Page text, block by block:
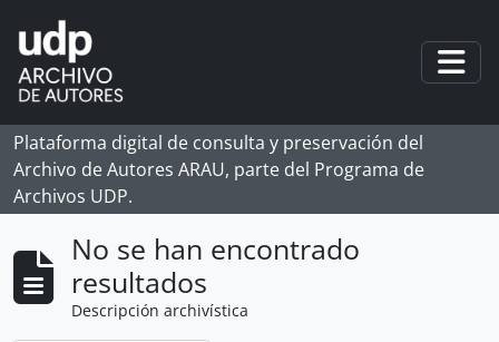
Skip to main content
Plataforma digital de consulta y preservación del
Archivo de Autores ARAU, parte del Programa de
Archivos UDP.
No se han encontrado
resultados
Descripción archivística